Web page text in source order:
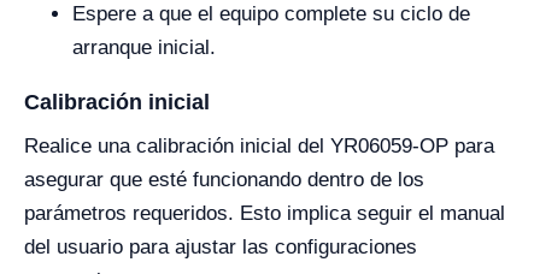
Espere a que el equipo complete su ciclo de
arranque inicial.
Calibración inicial
Realice una calibración inicial del YR06059-OP para
asegurar que esté funcionando dentro de los
parámetros requeridos. Esto implica seguir el manual
del usuario para ajustar las configuraciones